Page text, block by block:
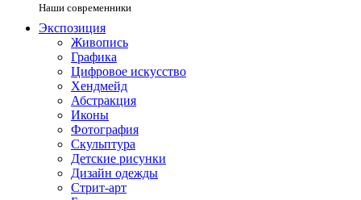
Наши современники
Экспозиция
Живопись
Графика
Цифровое искусство
Хендмейд
Абстракция
Иконы
Фотография
Скульптура
Детские рисунки
Дизайн одежды
Стрит-арт